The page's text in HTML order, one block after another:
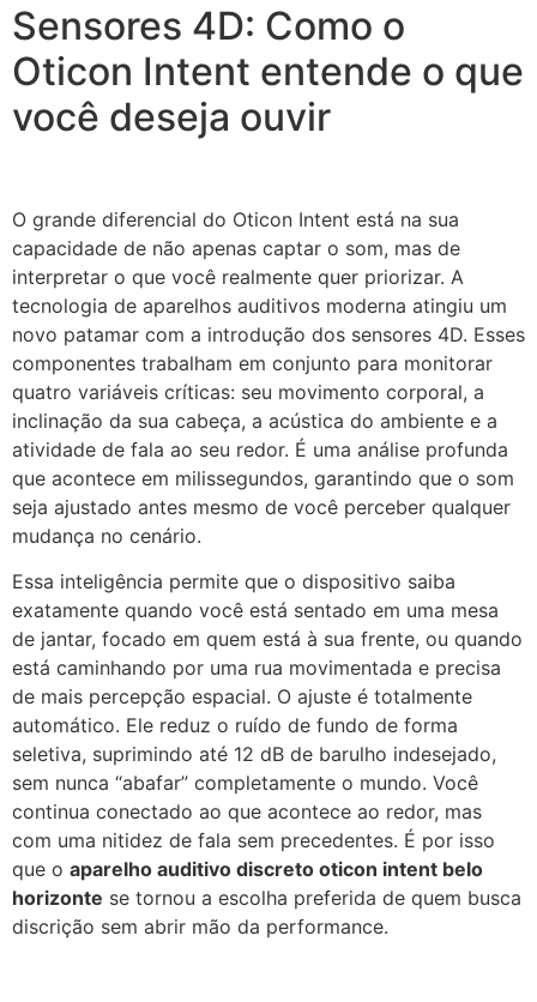
Sensores 4D: Como o
Oticon Intent entende o que
você deseja ouvir
O grande diferencial do Oticon Intent está na sua
capacidade de não apenas captar o som, mas de
interpretar o que você realmente quer priorizar. A
tecnologia de aparelhos auditivos moderna atingiu um
novo patamar com a introdução dos sensores 4D. Esses
componentes trabalham em conjunto para monitorar
quatro variáveis críticas: seu movimento corporal, a
inclinação da sua cabeça, a acústica do ambiente e a
atividade de fala ao seu redor. É uma análise profunda
que acontece em milissegundos, garantindo que o som
seja ajustado antes mesmo de você perceber qualquer
mudança no cenário.
Essa inteligência permite que o dispositivo saiba
exatamente quando você está sentado em uma mesa
de jantar, focado em quem está à sua frente, ou quando
está caminhando por uma rua movimentada e precisa
de mais percepção espacial. O ajuste é totalmente
automático. Ele reduz o ruído de fundo de forma
seletiva, suprimindo até 12 dB de barulho indesejado,
sem nunca “abafar” completamente o mundo. Você
continua conectado ao que acontece ao redor, mas
com uma nitidez de fala sem precedentes. É por isso
que o aparelho auditivo discreto oticon intent belo
horizonte se tornou a escolha preferida de quem busca
discrição sem abrir mão da performance.